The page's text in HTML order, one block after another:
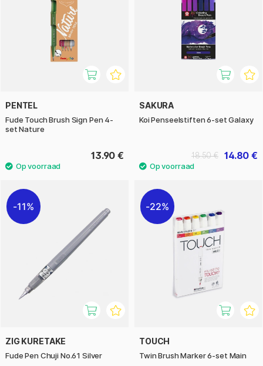
PENTEL
Fude Touch Brush Sign Pen 4-
set Nature
13.90 €
SAKURA
Koi Penseelstiften 6-set Galaxy
14.80 €
18.50 €
11%
ZIG KURETAKE
Fude Pen Chuji No.61 Silver
22%
TOUCH
Twin Brush Marker 6-set Main